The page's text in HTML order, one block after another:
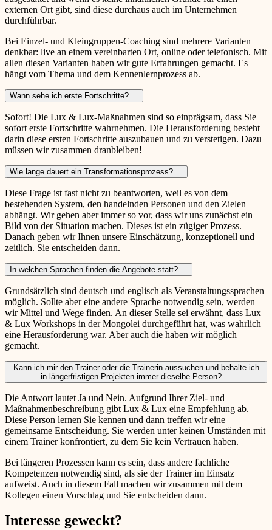
externen Ort gibt, sind diese durchaus auch im Unternehmen
durchführbar.
Bei Einzel- und Kleingruppen-Coaching sind mehrere Varianten
denkbar: live an einem vereinbarten Ort, online oder telefonisch. Mit
allen diesen Varianten haben wir gute Erfahrungen gemacht. Es
hängt vom Thema und dem Kennenlernprozess ab.
Wann sehe ich erste Fortschritte?
Sofort! Die Lux & Lux-Maßnahmen sind so einprägsam, dass Sie
sofort erste Fortschritte wahrnehmen. Die Herausforderung besteht
darin diese ersten Fortschritte auszubauen und zu verstetigen. Dazu
müssen wir zusammen dranbleiben!
Wie lange dauert ein Transformationsprozess?
Diese Frage ist fast nicht zu beantworten, weil es von dem
bestehenden System, den handelnden Personen und den Zielen
abhängt. Wir gehen aber immer so vor, dass wir uns zunächst ein
Bild von der Situation machen. Dieses ist ein zügiger Prozess.
Danach geben wir Ihnen unsere Einschätzung, konzeptionell und
zeitlich. Sie entscheiden dann.
In welchen Sprachen finden die Angebote statt?
Grundsätzlich sind deutsch und englisch als Veranstaltungssprachen
möglich. Sollte aber eine andere Sprache notwendig sein, werden
wir Mittel und Wege finden. An dieser Stelle sei erwähnt, dass Lux
& Lux Workshops in der Mongolei durchgeführt hat, was wahrlich
eine Herausforderung war. Aber auch die haben wir möglich
gemacht.
Kann ich mir den Trainer oder die Trainerin aussuchen und behalte ich
in längerfristigen Projekten immer dieselbe Person?
Die Antwort lautet Ja und Nein. Aufgrund Ihrer Ziel- und
Maßnahmenbeschreibung gibt Lux & Lux eine Empfehlung ab.
Diese Person lernen Sie kennen und dann treffen wir eine
gemeinsame Entscheidung. Sie werden unter keinen Umständen mit
einem Trainer konfrontiert, zu dem Sie kein Vertrauen haben.
Bei längeren Prozessen kann es sein, dass andere fachliche
Kompetenzen notwendig sind, als sie der Trainer im Einsatz
aufweist. Auch in diesem Fall machen wir zusammen mit dem
Kollegen einen Vorschlag und Sie entscheiden dann.
Interesse geweckt?